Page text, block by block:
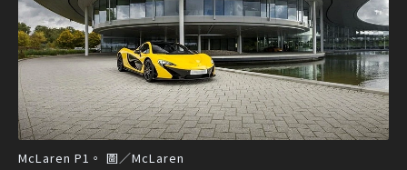
McLaren P1。 圖／McLaren